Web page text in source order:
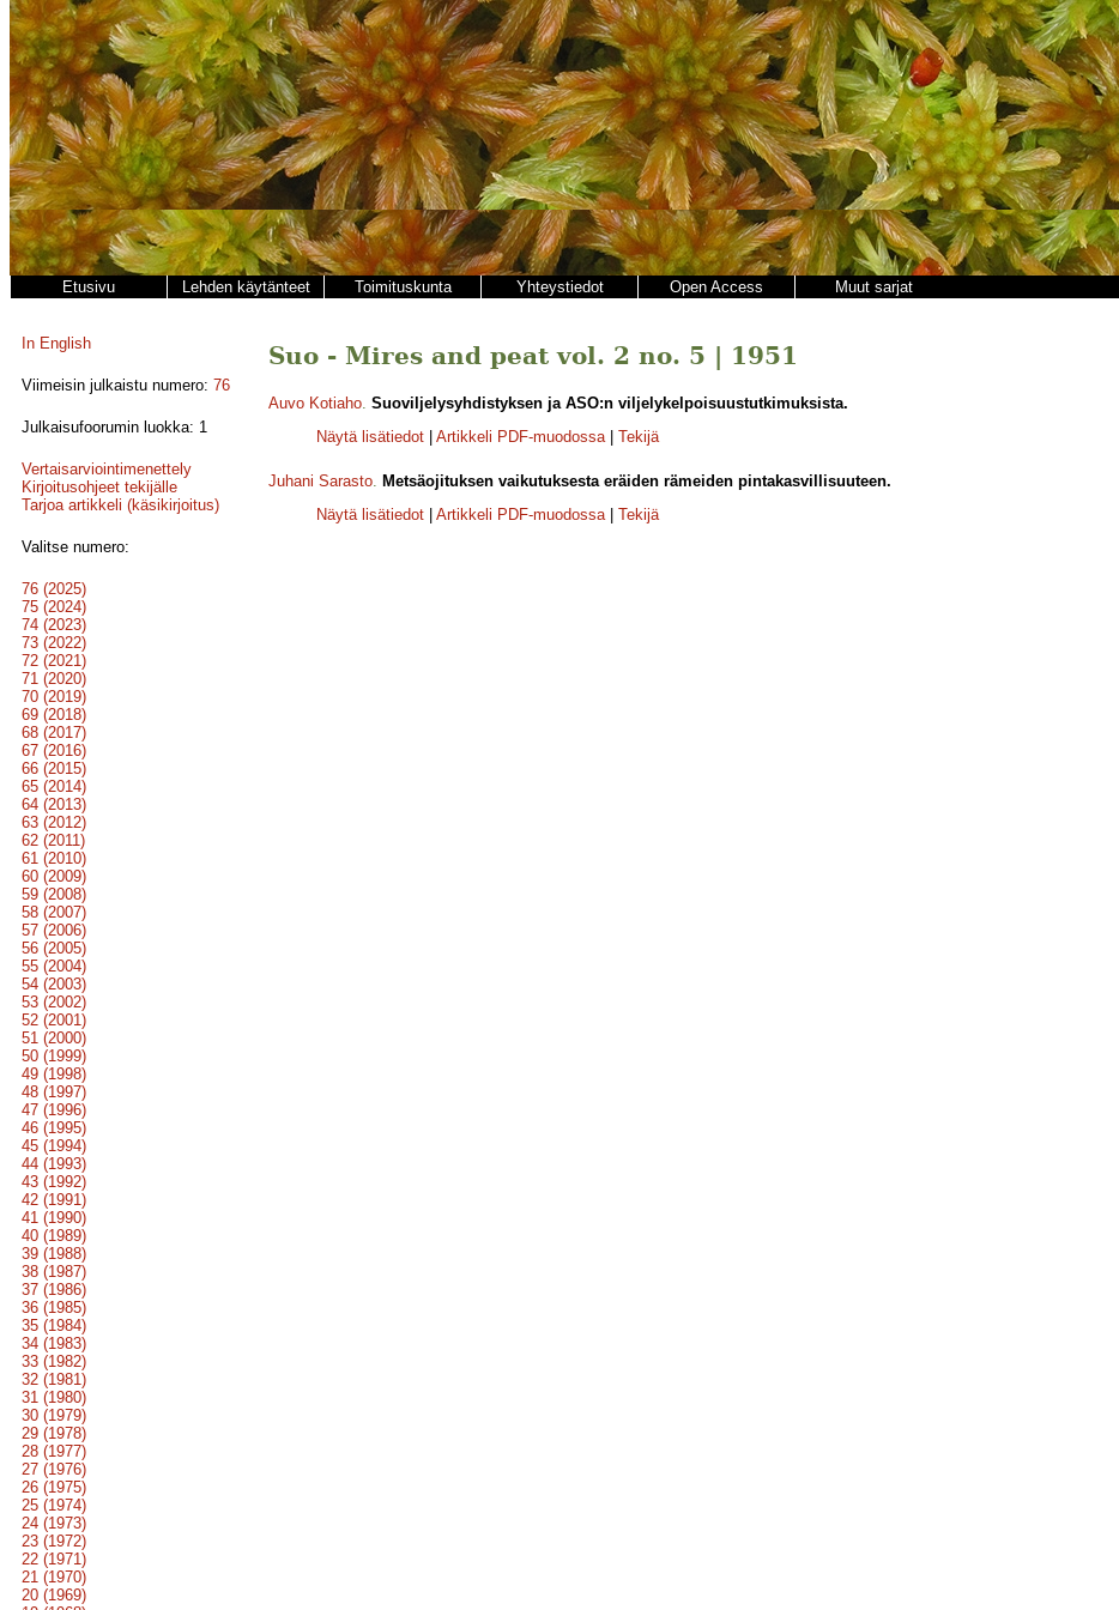
Etusivu Lehden käytänteet Toimituskunta Yhteystiedot Open Access Muut sarjat
In English
Viimeisin julkaistu numero: 76
Julkaisufoorumin luokka: 1
Vertaisarviointimenettely
Kirjoitusohjeet tekijälle
Tarjoa artikkeli (käsikirjoitus)
Valitse numero:
76 (2025)
75 (2024)
74 (2023)
73 (2022)
72 (2021)
71 (2020)
70 (2019)
69 (2018)
68 (2017)
67 (2016)
66 (2015)
65 (2014)
64 (2013)
63 (2012)
62 (2011)
61 (2010)
60 (2009)
59 (2008)
58 (2007)
57 (2006)
56 (2005)
55 (2004)
54 (2003)
53 (2002)
52 (2001)
51 (2000)
50 (1999)
49 (1998)
48 (1997)
47 (1996)
46 (1995)
45 (1994)
44 (1993)
43 (1992)
42 (1991)
41 (1990)
40 (1989)
39 (1988)
38 (1987)
37 (1986)
36 (1985)
35 (1984)
34 (1983)
33 (1982)
32 (1981)
31 (1980)
30 (1979)
29 (1978)
28 (1977)
27 (1976)
26 (1975)
25 (1974)
24 (1973)
23 (1972)
22 (1971)
21 (1970)
20 (1969)
Suo - Mires and peat vol. 2 no. 5 | 1951
Auvo Kotiaho. Suoviljelysyhdistyksen ja ASO:n viljelykelpoisuustutkimuksista.
Näytä lisätiedot
Artikkeli PDF-muodossa| Tekijä
Juhani Sarasto. Metsäojituksen vaikutuksesta eräiden rämeiden pintakasvillisuuteen.
Näytä lisätiedot
Artikkeli PDF-muodossa| Tekijä